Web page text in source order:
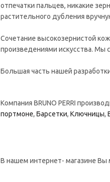
отпечатки пальцев, никакие
растительного дубления
Сочетание высокозернистой
произведениями искусства. Мы
Большая часть нашей
Компания BRUNO PERRI
портмоне, Барсетки, Ключницы,
В нашем интернет- магазине Вы